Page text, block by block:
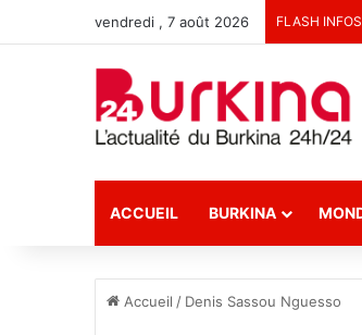
vendredi , 7 août 2026 FLASH INFOS
ACCUEIL BURKINA
Accueil / Denis Sassou Nguesso